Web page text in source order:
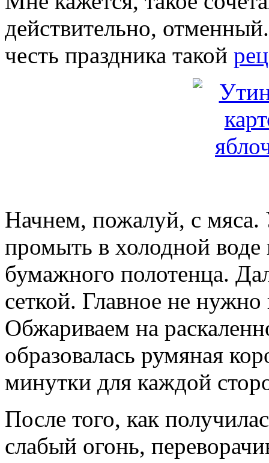
действительно,
честь праздника такой
Начнем, пожалуй, с
промыть в холодной
бумажного полотенца.
сеткой. Главное не
Обжариваем на
образовалась румяная
минутки для каждой
После того, как
слабый огонь,